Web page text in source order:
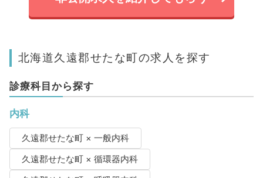
北海道久遠郡せたな町の求人を探す
診療科目から探す
内科
久遠郡せたな町 × 一般内科
久遠郡せたな町 × 循環器内科